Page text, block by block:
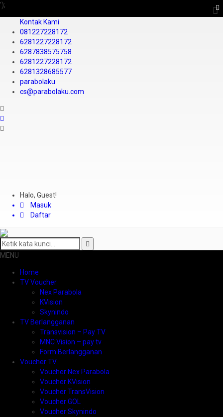
');
Kontak Kami
081227228172
6281227228172
6287838575758
6281227228172
6281328685577
parabolaku
cs@parabolaku.com
Halo, Guest!
Masuk
Daftar
MENU
Home
TV Voucher
Nex Parabola
KVision
Skynindo
TV Berlangganan
Transvision – Pay TV
MNC Vision – pay tv
Form Berlangganan
Voucher TV
Voucher Nex Parabola
Voucher KVision
Voucher TransVision
Voucher GOL
Voucher Skynindo